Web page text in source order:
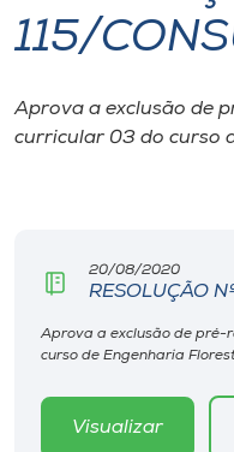
I.nova
Diplomados
CPA
Biblioteca
Editora
115/
Aprova a exclusão de
curricular 03 do curso
20/08/2020
RESOLUÇÃO
Aprova a exclusão de
curso de Engenharia
Visualizar